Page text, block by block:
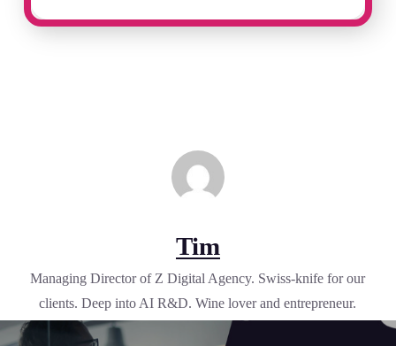
Tim
Managing Director of Z Digital Agency. Swiss-knife for our
clients. Deep into AI R&D. Wine lover and entrepreneur.